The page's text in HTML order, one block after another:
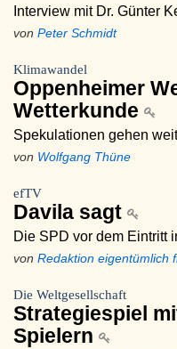
Interview mit Dr. Günter
von Peter Schmidt
Klimawandel
Oppenheimer
Wetterkunde
Spekulationen gehen
von Wolfgang Thüne
efTV
Davila sagt
Die SPD vor dem Eintritt
von Redaktion eigentümlich
Die Weltgesellschaft
Strategiespiel
Spielern